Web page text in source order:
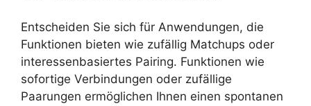
Entscheiden Sie sich für Anwendungen, die
Funktionen bieten wie zufällig Matchups oder
interessenbasiertes Pairing. Funktionen wie
sofortige Verbindungen oder zufällige
Paarungen ermöglichen Ihnen einen spontanen